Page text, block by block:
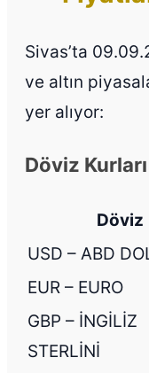
Sivas’ta
ve altın
yer alıyor:
Döviz Kurları
Döviz
USD – ABD
EUR – EURO
GBP – İNGİLİZ
STERLİNİ